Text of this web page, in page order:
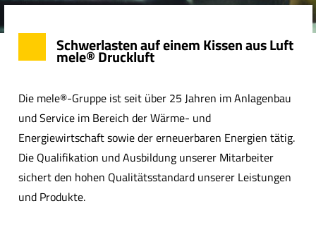
Schwerlasten auf einem Kissen aus Luft
mele® Druckluft
Die mele®-Gruppe ist seit über 25 Jahren im Anlagenbau
und Service im Bereich der Wärme- und
Energiewirtschaft sowie der erneuerbaren Energien tätig.
Die Qualifikation und Ausbildung unserer Mitarbeiter
sichert den hohen Qualitätsstandard unserer Leistungen
und Produkte.